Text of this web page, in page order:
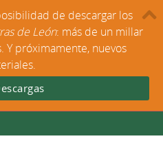
de descargar los
de León: más de un millar
Y próximamente, nuevos